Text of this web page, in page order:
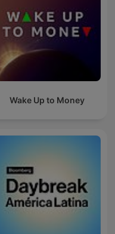
Wake Up to Money